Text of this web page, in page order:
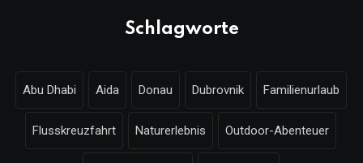
Schlagworte
Abu Dhabi Aida Donau Dubrovnik Familienurlaub
Flusskreuzfahrt Naturerlebnis Outdoor-Abenteuer